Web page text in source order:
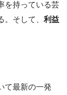
を持っている芸
そして、 利益
て最新の一発